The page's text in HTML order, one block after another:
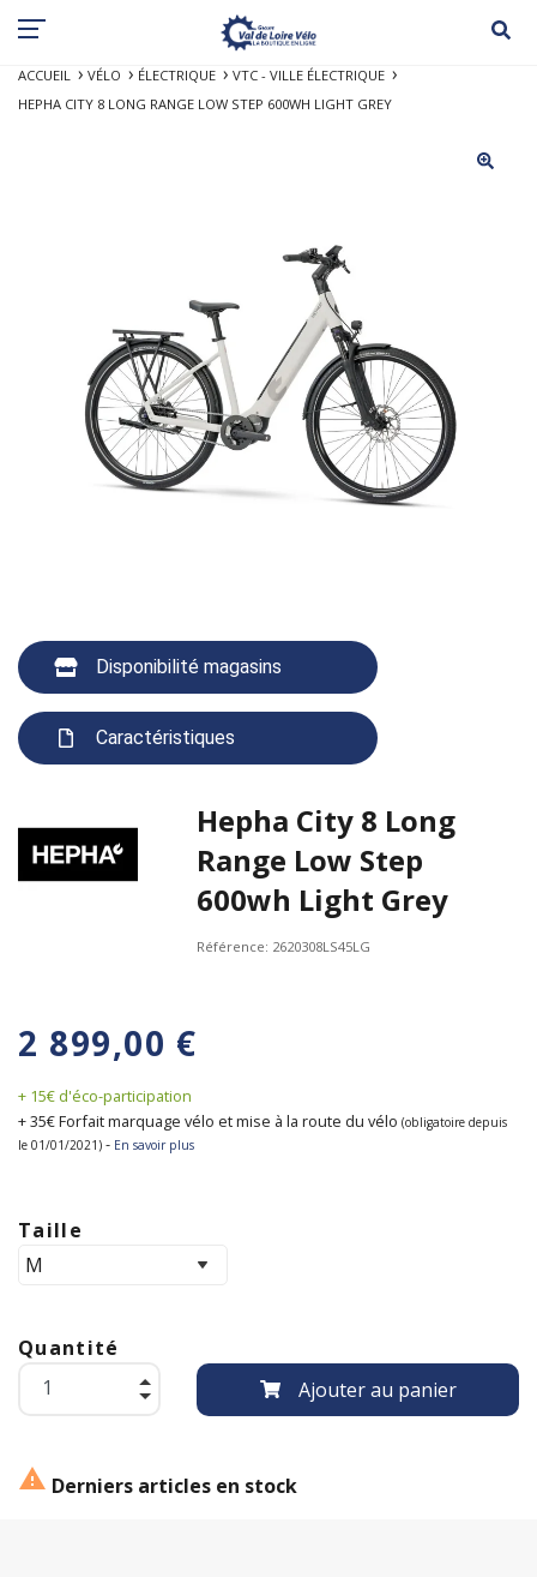
ACCUEIL VÉLO ÉLECTRIQUE
VTC - VILLE ÉLECTRIQUE
HEPHA CITY 8 LONG RANGE LOW STEP 600WH LIGHT GREY
Disponibilité magasins
Caractéristiques
Hepha City 8 Long
Range Low Step
600wh Light Grey
Référence: 2620308LS45LG
2 899,00 €
+ 15€ d'éco-participation
+ 35€ Forfait marquage vélo et mise à la route du vélo (obligatoire depuis
le 01/01/2021) - En savoir plus
Taille
Quantité
Ajouter au panier
 Derniers articles en stock